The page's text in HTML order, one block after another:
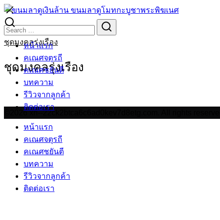
Skip
to
content
หน้าแรก
คเณศจตุรถี
คเณศชยันตี
บทความ
รีวิวจากลูกค้า
ติดต่อเรา
หน้าแรก
คเณศจตุรถี
คเณศชยันตี
บทความ
รีวิวจากลูกค้า
ติดต่อเรา
Search
for:
ชุดมงคลรุ่งเรือง
ชุดมงคลรุ่งเรือง
©2026 xn--22ck2btca6c6ad0kev7d8etg.com. All rights